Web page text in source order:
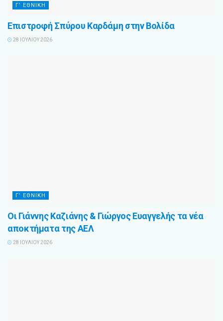
Γ’ ΕΘΝΙΚΉ
Επιστροφή Σπύρου Καρδάμη στην Βολίδα
28 ΙΟΥΛΊΟΥ 2026
Γ’ ΕΘΝΙΚΉ
Οι Γιάννης Καζιάνης & Γιώργος Ευαγγελής τα νέα
αποκτήματα της ΑΕΛ
28 ΙΟΥΛΊΟΥ 2026